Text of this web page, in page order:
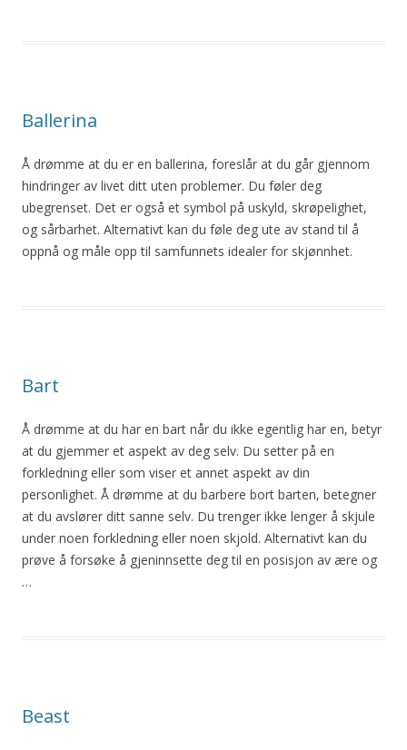
Ballerina
Å drømme at du er en ballerina, foreslår at du går gjennom
hindringer av livet ditt uten problemer. Du føler deg
ubegrenset. Det er også et symbol på uskyld, skrøpelighet,
og sårbarhet. Alternativt kan du føle deg ute av stand til å
oppnå og måle opp til samfunnets idealer for skjønnhet.
Bart
Å drømme at du har en bart når du ikke egentlig har en, betyr
at du gjemmer et aspekt av deg selv. Du setter på en
forkledning eller som viser et annet aspekt av din
personlighet. Å drømme at du barbere bort barten, betegner
at du avslører ditt sanne selv. Du trenger ikke lenger å skjule
under noen forkledning eller noen skjold. Alternativt kan du
prøve å forsøke å gjeninnsette deg til en posisjon av ære og
…
Beast